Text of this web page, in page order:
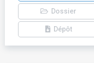
Dossier
Dépôt